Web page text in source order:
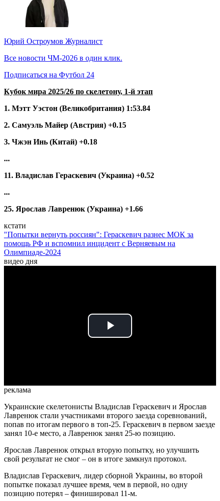
Юрий Остроумов Журналист
Все новости ЧМ-2026 в один клик.
Подписаться на Футбол 24
Кубок мира 2025/26 по скелетону, 1-й этап
1. Мэтт Уэстон (Великобритания) 1:53.84
2. Самуэль Майер (Австрия) +0.15
3. Чжэн Инь (Китай) +0.18
...
11. Владислав Гераскевич (Украина) +0.52
...
25. Ярослав Лавренюк (Украина) +1.66
кстати
"Попытки вернуть россиян": Гераскевич разнес МОК за
помощь РФ и вспомнил инцидент с Верняевым на
Олимпиаде-2024
видео дня
Play
реклама
Украинские скелетонисты Владислав Гераскевич и Ярослав
Лавренюк стали участниками второго заезда соревнований,
попав по итогам первого в топ-25. Гераскевич в первом заезде
занял 10-е место, а Лавренюк занял 25-ю позицию.
Ярослав Лавренюк открыл вторую попытку, но улучшить
свой результат не смог – он в итоге замкнул протокол.
Владислав Гераскевич, лидер сборной Украины, во второй
попытке показал лучшее время, чем в первой, но одну
позицию потерял – финишировал 11-м.